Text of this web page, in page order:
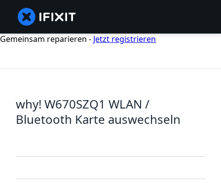
Gemeinsam reparieren - Jetzt registrieren
why! W670SZQ1 WLAN /
Bluetooth Karte auswechseln